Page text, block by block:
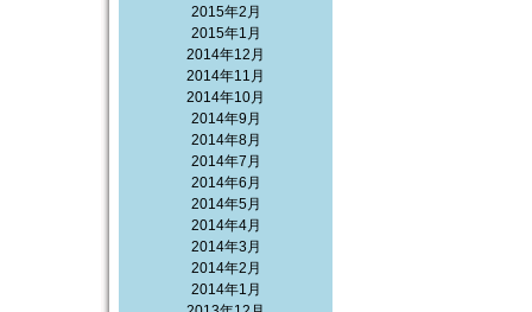
2015年2月
2015年1月
2014年12月
2014年11月
2014年10月
2014年9月
2014年8月
2014年7月
2014年6月
2014年5月
2014年4月
2014年3月
2014年2月
2014年1月